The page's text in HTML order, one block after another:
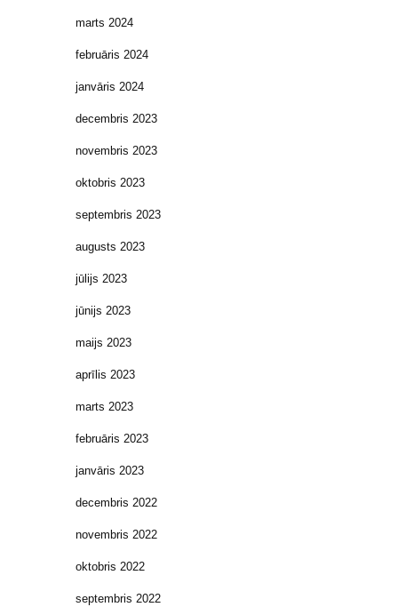
marts 2024
februāris 2024
janvāris 2024
decembris 2023
novembris 2023
oktobris 2023
septembris 2023
augusts 2023
jūlijs 2023
jūnijs 2023
maijs 2023
aprīlis 2023
marts 2023
februāris 2023
janvāris 2023
decembris 2022
novembris 2022
oktobris 2022
septembris 2022